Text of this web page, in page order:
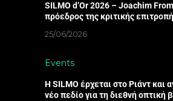
SILMO d’Or 2026 – Joachim
πρόεδρος της κριτικής
25/06/2026
Events
Η SILMO έρχεται στο Ριάντ και
νέο πεδίο για τη διεθνή οπτική